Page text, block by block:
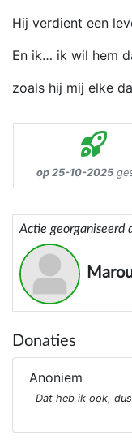
Hij verdient een
En ik… ik wil hem
zoals hij mij elke
op 25-10-2025
Actie georganiseerd
Donaties
Anoniem
Dat heb ik ook,